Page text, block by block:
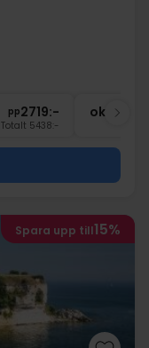
pp2719:-
Totalt 5438:-
okt
Spara upp till15%